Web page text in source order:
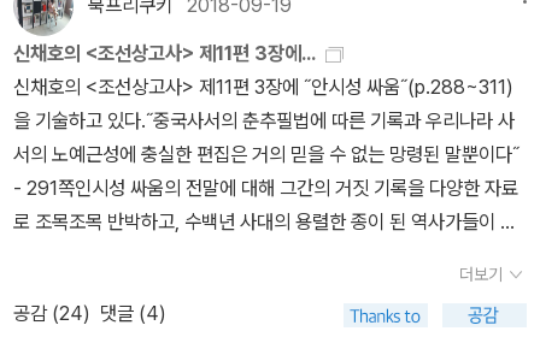
잊는다면 또 다시 100여 년 전 망국(亡國)의 전철(前轍)을 밟게 될
것이다. 역사를 잊은 민족에게 미래는 없다! 그래서 《조선상고사》와
《한국통사》는 한국인이라면 반드시 읽어야 하는, 우리 민족 피눈물의
기록인 것이다.
라면 삼백 명의 스파르타 용사들이 테르모필라이에서 페르시아 대군
의 진격을 며칠 동안 꽁꽁 묶어둔 일을 상기하게 된 것도 다 헤로도토
스가 자신들의 역사만 썼기 때문입니다. 흔히들 역사의 주인공은 이
긴 자, 그리하여 어차피 역사는 이긴 자의 역사라고 합니다만 천만의
말씀. 역사는 기록한 자들의 역사입니다. 그렇게 붓의 힘은 놀랍습니
다. 당신이 이 책을 읽고 기록의 위력만 느낄 수 있어도 나는 만족할
것입니다.사마천, <사기 세가> <사기 서>에 실려 있는 명문장, 보
임소경서報任小卿書를 통해 짐작할 수 있듯, 궁형을 받을 수밖에
입니다. <사기>는 본기, 표, 서, 세가, 열전으로 되어 있습니다. 본기
다.-----------------------------------------가끔씩 흥미롭게 보
는 TV 프로그램 선을 넘는 녀석들(리턴즈)에서 경주편을 방영하였
다.설민석쌤과 패널 몇명이서 경주 유적지를 찾아가 역사적 사실들에
대해서 이야기하는 내용이었는데, 마지막에 김유신묘를 찾아가 설민
석쌤이 김유신에 대하여 특유의 감동적인 화법으로 일화를 풀어냈다.
완전 영웅의 탄생이었다. 사실 그 영웅담 자체만으로도 평소에 잘 몰
랐던 역사적 사실을 공부하기에는 충분했을 것이다.TV를 꺼고 조선
상고사를 뒤적여 김유신을 찾아보았다.발췌한 신채호 선생의 <조선
상고사>에 나오는 김유신에 대한 평은 설쌤의 이야기에 살짝 감동을
북프리쿠키 2018-09-19
신채호의 <조선상고사> 제11편 3장에...
신채호의 <조선상고사> 제11편 3장에 ˝안시성 싸움˝(p.288~311)
을 기술하고 있다.˝중국사서의 춘추필법에 따른 기록과 우리나라 사
서의 노예근성에 충실한 편집은 거의 믿을 수 없는 망령된 말뿐이다˝
- 291쪽인시성 싸움의 전말에 대해 그간의 거짓 기록을 다양한 자료
로 조목조목 반박하고, 수백년 사대의 용렬한 종이 된 역사가들이 그
재는 원통해한다.내일 개봉하는 영화에도 극적인 장치를 위하여 분명
시대적 대표 인물을 제대로 구현해내지 못하고,알팍한 팩션사이를 넘
더보기
공감 (24) 댓글 (4)